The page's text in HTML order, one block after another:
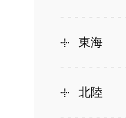
東海
北陸